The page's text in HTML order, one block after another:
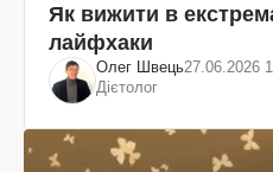
Як вижити в
лайфхаки
Олег Швець27.06.2026
Дієтолог